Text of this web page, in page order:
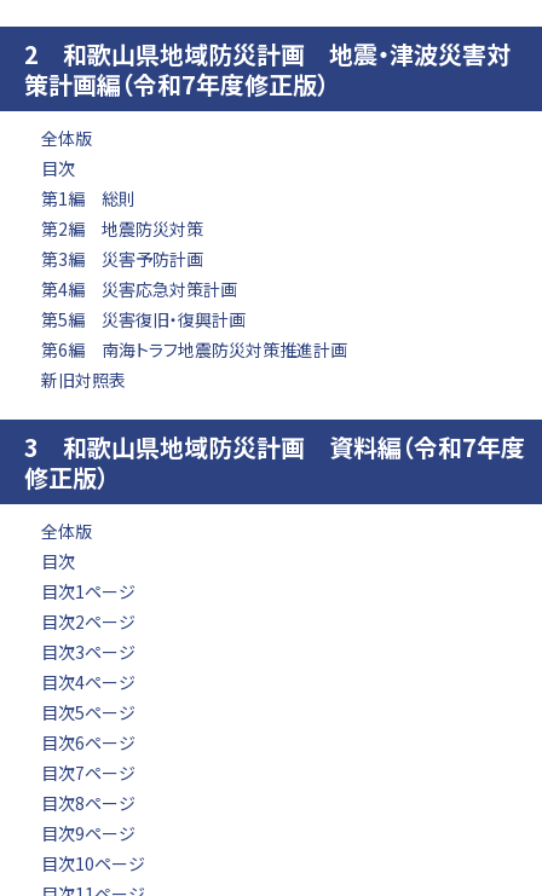
2 和歌山県地域防災計画 地震・津波災害対
策計画編（令和7年度修正版）
全体版
目次
第1編 総則
第2編 地震防災対策
第3編 災害予防計画
第4編 災害応急対策計画
第5編 災害復旧・復興計画
第6編 南海トラフ地震防災対策推進計画
新旧対照表
3 和歌山県地域防災計画 資料編（令和7年度
修正版）
全体版
目次
目次1ページ
目次2ページ
目次3ページ
目次4ページ
目次5ページ
目次6ページ
目次7ページ
目次8ページ
目次9ページ
目次10ページ